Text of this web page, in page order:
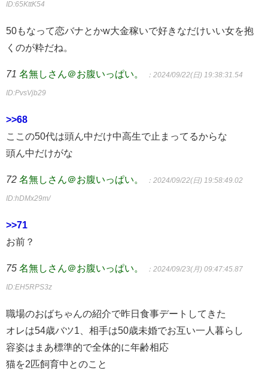
ID:65KttK54
50もなって恋バナとかw大金稼いで好きなだけいい女を抱
くのが粋だね。
71 名無しさん＠お腹いっぱい。 ：2024/09/22(日) 19:38:31.54
ID:PvsVjb29
>>68
ここの50代は頭ん中だけ中高生で止まってるからな
頭ん中だけがな
72 名無しさん＠お腹いっぱい。 ：2024/09/22(日) 19:58:49.02
ID:hDMx29m/
>>71
お前？
75 名無しさん＠お腹いっぱい。 ：2024/09/23(月) 09:47:45.87
ID:EH5RPS3z
職場のおばちゃんの紹介で昨日食事デートしてきた
オレは54歳バツ1、相手は50歳未婚でお互い一人暮らし
容姿はまあ標準的で全体的に年齢相応
猫を2匹飼育中とのこと